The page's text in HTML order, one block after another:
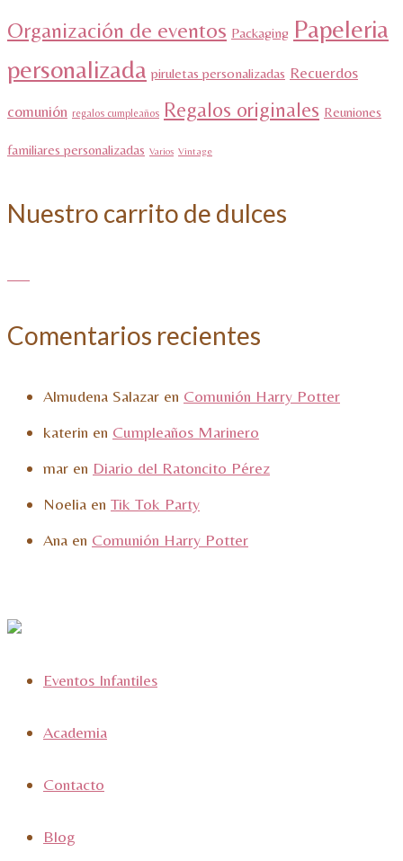
Organización de eventos Packaging Papeleria
personalizada piruletas personalizadas Recuerdos
comunión regalos cumpleaños Regalos originales Reuniones
familiares personalizadas Varios Vintage
Nuestro carrito de dulces
Comentarios recientes
Almudena Salazar en Comunión Harry Potter
katerin en Cumpleaños Marinero
mar en Diario del Ratoncito Pérez
Noelia en Tik Tok Party
Ana en Comunión Harry Potter
Eventos Infantiles
Academia
Contacto
Blog